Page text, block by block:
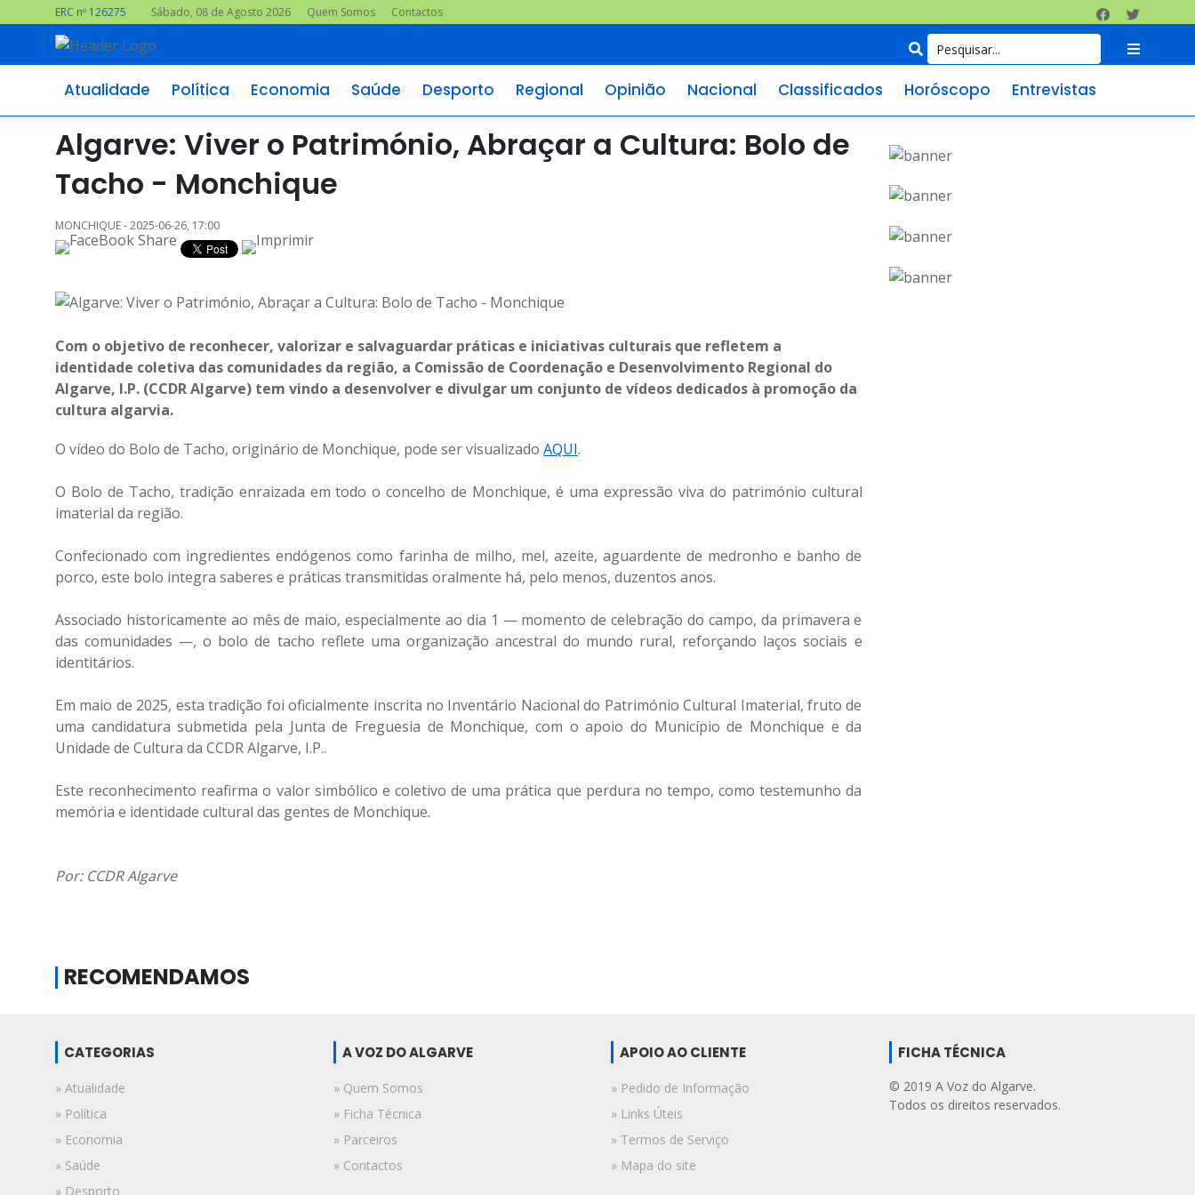
ERC nº 126275 Sábado, 08 de Agosto 2026 Quem Somos Contactos
Atualidade Política Economia Saúde Desporto Regional Opinião Nacional Classificados Horóscopo Entrevistas
Algarve: Viver o Património, Abraçar a Cultura: Bolo de
Tacho - Monchique
MONCHIQUE - 2025-06-26, 17:00
Com o objetivo de reconhecer, valorizar e salvaguardar práticas e iniciativas culturais que refletem a
identidade coletiva das comunidades da região, a Comissão de Coordenação e Desenvolvimento Regional do
Algarve, I.P. (CCDR Algarve) tem vindo a desenvolver e divulgar um conjunto de vídeos dedicados à promoção da
cultura algarvia.
O vídeo do Bolo de Tacho, originário de Monchique, pode ser visualizado AQUI.
O Bolo de Tacho, tradição enraizada em todo o concelho de Monchique, é uma expressão viva do património cultural
imaterial da região.
Confecionado com ingredientes endógenos como farinha de milho, mel, azeite, aguardente de medronho e banho de
porco, este bolo integra saberes e práticas transmitidas oralmente há, pelo menos, duzentos anos.
Associado historicamente ao mês de maio, especialmente ao dia 1 — momento de celebração do campo, da primavera e
das comunidades —, o bolo de tacho reflete uma organização ancestral do mundo rural, reforçando laços sociais e
identitários.
Em maio de 2025, esta tradição foi oficialmente inscrita no Inventário Nacional do Património Cultural Imaterial, fruto de
uma candidatura submetida pela Junta de Freguesia de Monchique, com o apoio do Município de Monchique e da
Unidade de Cultura da CCDR Algarve, I.P..
Este reconhecimento reafirma o valor simbólico e coletivo de uma prática que perdura no tempo, como testemunho da
memória e identidade cultural das gentes de Monchique.
Por: CCDR Algarve
RECOMENDAMOS
CATEGORIAS
» Atualidade
» Política
» Economia
» Saúde
» Desporto
A VOZ DO ALGARVE
» Quem Somos
» Ficha Técnica
» Parceiros
» Contactos
APOIO AO CLIENTE
» Pedido de Informação
» Links Úteis
» Termos de Serviço
» Mapa do site
FICHA TÉCNICA
© 2019 A Voz do Algarve.
Todos os direitos reservados.